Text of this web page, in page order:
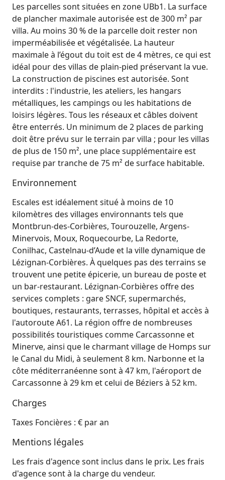
Les parcelles sont situées en zone UBb1. La surface
de plancher maximale autorisée est de 300 m² par
villa. Au moins 30 % de la parcelle doit rester non
imperméabilisée et végétalisée. La hauteur
maximale à l’égout du toit est de 4 mètres, ce qui est
idéal pour des villas de plain-pied préservant la vue.
La construction de piscines est autorisée. Sont
interdits : l'industrie, les ateliers, les hangars
métalliques, les campings ou les habitations de
loisirs légères. Tous les réseaux et câbles doivent
être enterrés. Un minimum de 2 places de parking
doit être prévu sur le terrain par villa ; pour les villas
de plus de 150 m², une place supplémentaire est
requise par tranche de 75 m² de surface habitable.
Environnement
Escales est idéalement situé à moins de 10
kilomètres des villages environnants tels que
Montbrun-des-Corbières, Tourouzelle, Argens-
Minervois, Moux, Roquecourbe, La Redorte,
Conilhac, Castelnau-d’Aude et la ville dynamique de
Lézignan-Corbières. À quelques pas des terrains se
trouvent une petite épicerie, un bureau de poste et
un bar-restaurant. Lézignan-Corbières offre des
services complets : gare SNCF, supermarchés,
boutiques, restaurants, terrasses, hôpital et accès à
l'autoroute A61. La région offre de nombreuses
possibilités touristiques comme Carcassonne et
Minerve, ainsi que le charmant village de Homps sur
le Canal du Midi, à seulement 8 km. Narbonne et la
côte méditerranéenne sont à 47 km, l'aéroport de
Carcassonne à 29 km et celui de Béziers à 52 km.
Charges
Taxes Foncières : € par an
Mentions légales
Les frais d'agence sont inclus dans le prix. Les frais
d'agence sont à la charge du vendeur.